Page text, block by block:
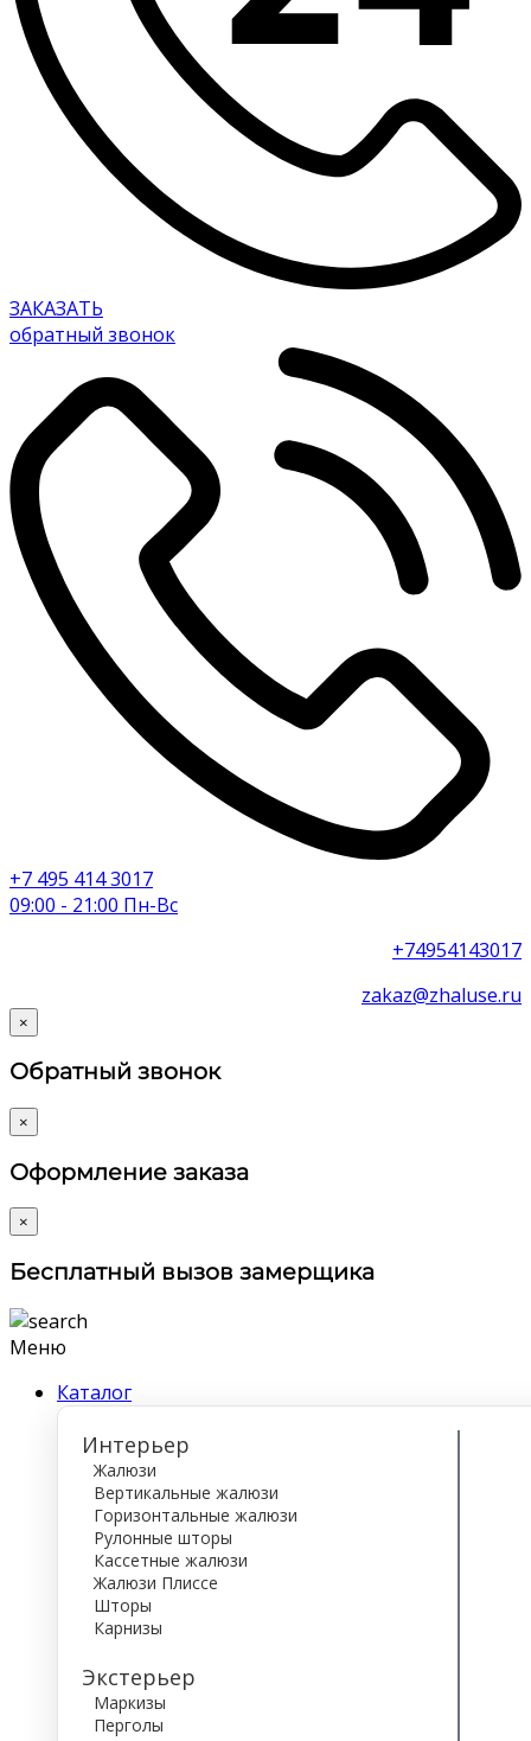
ЗАКАЗАТЬ
обратный звонок
+7 495 414 3017
09:00 - 21:00 Пн-Вс
+74954143017
zakaz@zhaluse.ru
×
Обратный звонок
×
Оформление заказа
×
Бесплатный вызов замерщика
Меню
Каталог
Интерьер
Жалюзи
Вертикальные жалюзи
Горизонтальные жалюзи
Рулонные шторы
Кассетные жалюзи
Жалюзи Плиссе
Шторы
Карнизы
Экстерьер
Маркизы
Перголы